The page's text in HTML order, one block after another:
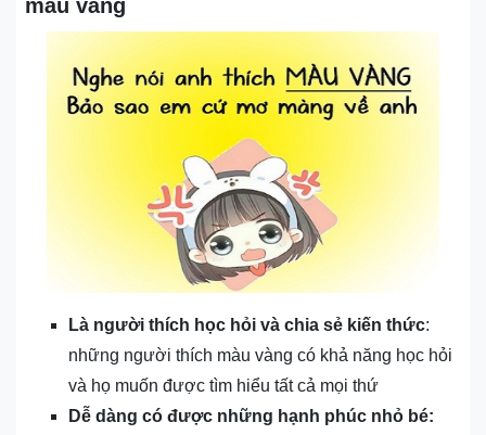
màu vàng
Là người thích học hỏi và chia sẻ kiến thức:
những người thích màu vàng có khả năng học hỏi
và họ muốn được tìm hiểu tất cả mọi thứ
Dễ dàng có được những hạnh phúc nhỏ bé: